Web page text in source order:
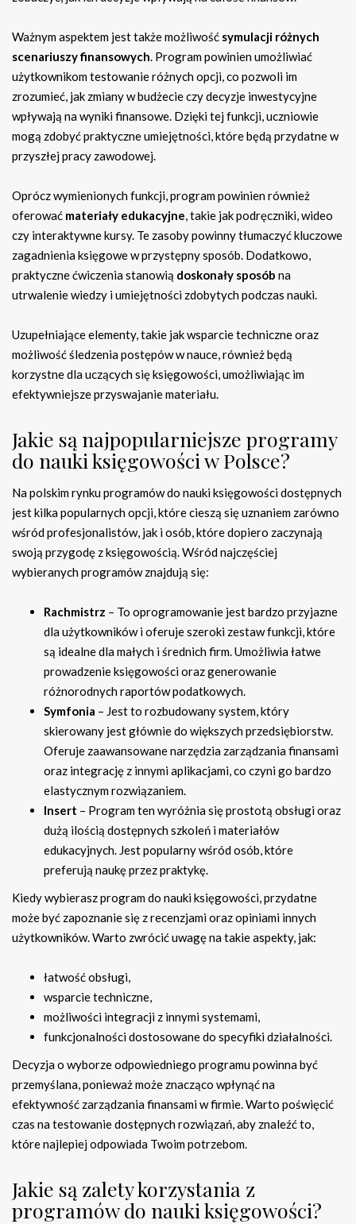
Ważnym aspektem jest także możliwość symulacji różnych
scenariuszy finansowych. Program powinien umożliwiać
użytkownikom testowanie różnych opcji, co pozwoli im
zrozumieć, jak zmiany w budżecie czy decyzje inwestycyjne
wpływają na wyniki finansowe. Dzięki tej funkcji, uczniowie
mogą zdobyć praktyczne umiejętności, które będą przydatne w
przyszłej pracy zawodowej.
Oprócz wymienionych funkcji, program powinien również
oferować materiały edukacyjne, takie jak podręczniki, wideo
czy interaktywne kursy. Te zasoby powinny tłumaczyć kluczowe
zagadnienia księgowe w przystępny sposób. Dodatkowo,
praktyczne ćwiczenia stanowią doskonały sposób na
utrwalenie wiedzy i umiejętności zdobytych podczas nauki.
Uzupełniające elementy, takie jak wsparcie techniczne oraz
możliwość śledzenia postępów w nauce, również będą
korzystne dla uczących się księgowości, umożliwiając im
efektywniejsze przyswajanie materiału.
Jakie są najpopularniejsze programy
do nauki księgowości w Polsce?
Na polskim rynku programów do nauki księgowości dostępnych
jest kilka popularnych opcji, które cieszą się uznaniem zarówno
wśród profesjonalistów, jak i osób, które dopiero zaczynają
swoją przygodę z księgowością. Wśród najczęściej
wybieranych programów znajdują się:
Rachmistrz – To oprogramowanie jest bardzo przyjazne
dla użytkowników i oferuje szeroki zestaw funkcji, które
są idealne dla małych i średnich firm. Umożliwia łatwe
prowadzenie księgowości oraz generowanie
różnorodnych raportów podatkowych.
Symfonia – Jest to rozbudowany system, który
skierowany jest głównie do większych przedsiębiorstw.
Oferuje zaawansowane narzędzia zarządzania finansami
oraz integrację z innymi aplikacjami, co czyni go bardzo
elastycznym rozwiązaniem.
Insert – Program ten wyróżnia się prostotą obsługi oraz
dużą ilością dostępnych szkoleń i materiałów
edukacyjnych. Jest popularny wśród osób, które
preferują naukę przez praktykę.
Kiedy wybierasz program do nauki księgowości, przydatne
może być zapoznanie się z recenzjami oraz opiniami innych
użytkowników. Warto zwrócić uwagę na takie aspekty, jak:
łatwość obsługi,
wsparcie techniczne,
możliwości integracji z innymi systemami,
funkcjonalności dostosowane do specyfiki działalności.
Decyzja o wyborze odpowiedniego programu powinna być
przemyślana, ponieważ może znacząco wpłynąć na
efektywność zarządzania finansami w firmie. Warto poświęcić
czas na testowanie dostępnych rozwiązań, aby znaleźć to,
które najlepiej odpowiada Twoim potrzebom.
Jakie są zalety korzystania z
programów do nauki księgowości?